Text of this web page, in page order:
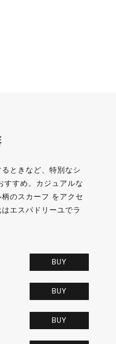
ときなど、特別なシ
すすめ。カジュアルな
のスカーフ をアクセ
エスパドリーユでラ
BUY
BUY
BUY